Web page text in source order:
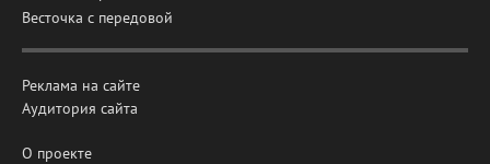
Весточка с передовой
Реклама на сайте
Аудитория сайта
О проекте